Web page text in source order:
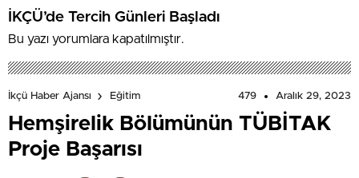
İKÇÜ’de Tercih Günleri Başladı
Bu yazı yorumlara kapatılmıştır.
İkçü Haber Ajansı Eğitim 479 Aralık 29, 2023
Hemşirelik Bölümünün TÜBİTAK
Proje Başarısı